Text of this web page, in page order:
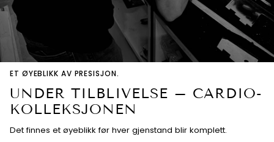
ET ØYEBLIKK AV PRESISJON.
UNDER TILBLIVELSE – CARDIO-
KOLLEKSJONEN
Det finnes et øyeblikk før hver gjenstand blir komplett.